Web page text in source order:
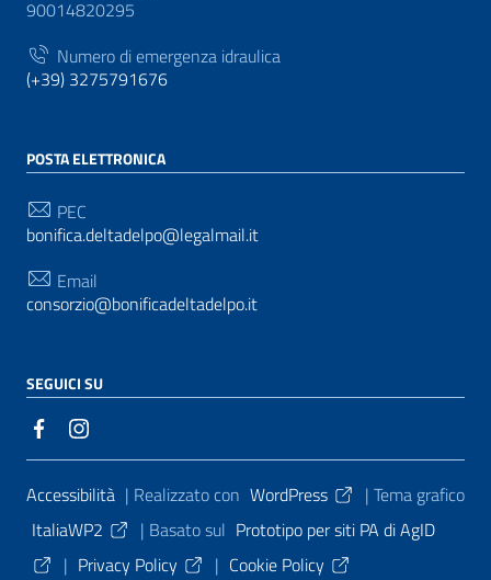
90014820295
Numero di emergenza idraulica
(+39) 3275791676
POSTA ELETTRONICA
PEC
bonifica.deltadelpo@legalmail.it
Email
consorzio@bonificadeltadelpo.it
SEGUICI SU
Sezione Link Utili
Accessibilità | Realizzato con WordPress | Tema grafico
ItaliaWP2
| Basato sul Prototipo per siti PA di AgID
| Privacy Policy | Cookie Policy